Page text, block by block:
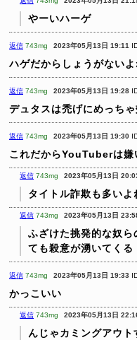
やーいハーゲ
返信 743mg 2023年05月13日 19:11
ハゲだからしょうがない
返信 743mg 2023年05月13日 19:28
デュタスは禿げにめっちゃ
返信 743mg 2023年05月13日 19:30
これだからYouTuberは嫌
返信 743mg 2023年05月13日
タイトル詐欺も多いよ
返信 743mg 2023年05月13日
ふざけた挑発的な奴ら
ても殺意が湧いてくる
返信 743mg 2023年05月13日 19:33
かっこいい
返信 743mg 2023年05月13日
んじゃカミングア